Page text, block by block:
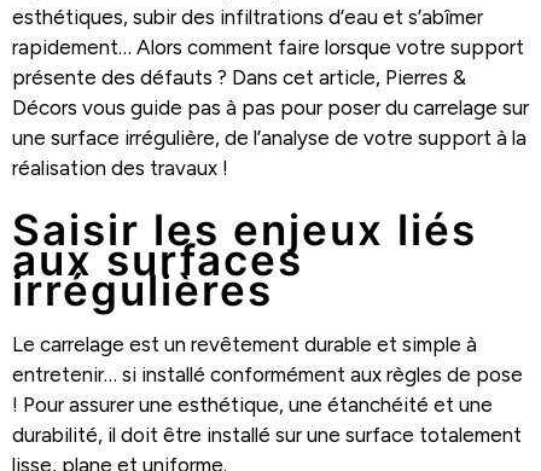
esthétiques, subir des infiltrations d’eau et s’abîmer
rapidement… Alors comment faire lorsque votre support
présente des défauts ? Dans cet article, Pierres &
Décors vous guide pas à pas pour poser du carrelage sur
une surface irrégulière, de l’analyse de votre support à la
réalisation des travaux !
Saisir les enjeux liés
aux surfaces
irrégulières
Le carrelage est un revêtement durable et simple à
entretenir… si installé conformément aux règles de pose
! Pour assurer une esthétique, une étanchéité et une
durabilité, il doit être installé sur une surface totalement
lisse, plane et uniforme.